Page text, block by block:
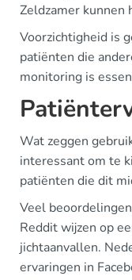
Zeldzamer kunnen
Voorzichtigheid is
patiënten die
monitoring is
Wat zeggen
interessant om te
patiënten die dit
Veel
Reddit wijzen op
jichtaanvallen.
ervaringen in